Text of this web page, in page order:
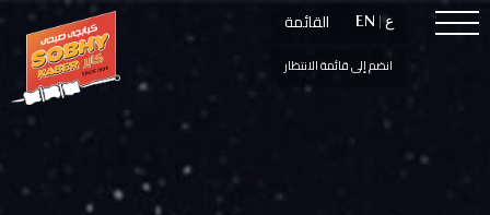
انضم إلى قائمة الانتظار
القائمة EN | ع
انضم إلى قائمة الانتظار
القائمة EN | ع